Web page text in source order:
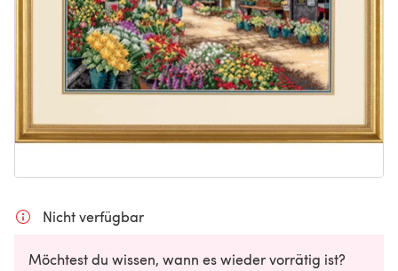
Nicht verfügbar
Möchtest du wissen, wann es wieder vorrätig ist?